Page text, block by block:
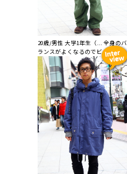
20歳/男性 大学1年生（... 全身のバ
ランスがよくなるのでビッグシ...